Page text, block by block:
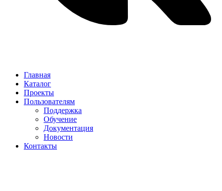
Главная
Каталог
Проекты
Пользователям
Поддержка
Обучение
Документация
Новости
Контакты